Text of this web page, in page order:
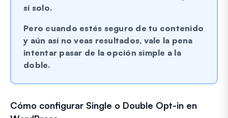
sí solo.
Pero cuando estés seguro de tu contenido
y aún así no veas resultados, vale la pena
intentar pasar de la opción simple a la
doble.
Cómo configurar Single o Double Opt-in en